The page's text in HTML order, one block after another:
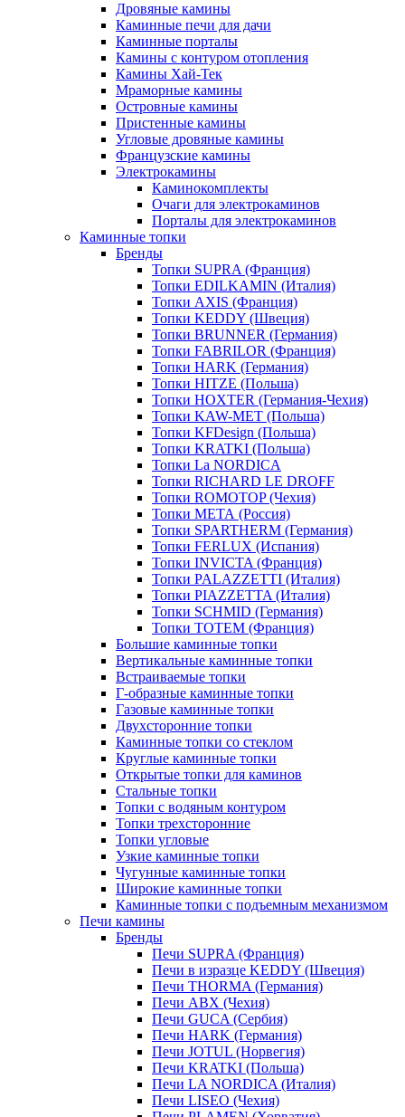
Дровяные камины
Каминные печи для дачи
Каминные порталы
Камины с контуром отопления
Камины Хай-Тек
Мраморные камины
Островные камины
Пристенные камины
Угловые дровяные камины
Французские камины
Электрокамины
Каминокомплекты
Очаги для электрокаминов
Порталы для электрокаминов
Каминные топки
Бренды
Топки SUPRA (Франция)
Топки EDILKAMIN (Италия)
Топки AXIS (Франция)
Топки KEDDY (Швеция)
Топки BRUNNER (Германия)
Топки FABRILOR (Франция)
Топки HARK (Германия)
Топки HITZE (Польша)
Топки HOXTER (Германия-Чехия)
Топки KAW-MET (Польша)
Топки KFDesign (Польша)
Топки KRATKI (Польша)
Топки La NORDICA
Топки RICHARD LE DROFF
Топки ROMOTOP (Чехия)
Топки МЕТА (Россия)
Топки SPARTHERM (Германия)
Топки FERLUX (Испания)
Топки INVICTA (Франция)
Топки PALAZZETTI (Италия)
Топки PIAZZETTA (Италия)
Топки SCHMID (Германия)
Топки TOTEM (Франция)
Большие каминные топки
Вертикальные каминные топки
Встраиваемые топки
Г-образные каминные топки
Газовые каминные топки
Двухсторонние топки
Каминные топки со стеклом
Круглые каминные топки
Открытые топки для каминов
Стальные топки
Топки с водяным контуром
Топки трехсторонние
Топки угловые
Узкие каминные топки
Чугунные каминные топки
Широкие каминные топки
Каминные топки с подъемным механизмом
Печи камины
Бренды
Печи SUPRA (Франция)
Печи в изразце KEDDY (Швеция)
Печи THORMA (Германия)
Печи ABX (Чехия)
Печи GUCA (Сербия)
Печи HARK (Германия)
Печи JOTUL (Норвегия)
Печи KRATKI (Польша)
Печи LA NORDICA (Италия)
Печи LISEO (Чехия)